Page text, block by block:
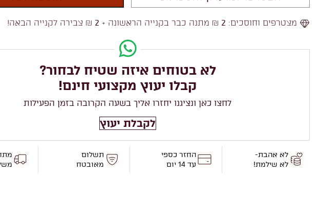
מצטרפים וחוסכים: 2 ₪ מתנה כבר בקנייה הראשונה + 2 ₪ צבירה לקנייה הבאה!
לא בטוחים איזה שטיח לבחור?
קבלו יעוץ מקצועי חינם!
לחצו כאן ונציגנו יחזרו אליך בשעה הקרובה בזמן הפעילות
לקבלת יעוץ
לא אהבת-
לא שילמת!
החזר כספי
עד 14 יום
תשלום
מאובטח